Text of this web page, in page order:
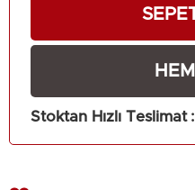
Stoktan Hızlı Teslimat :